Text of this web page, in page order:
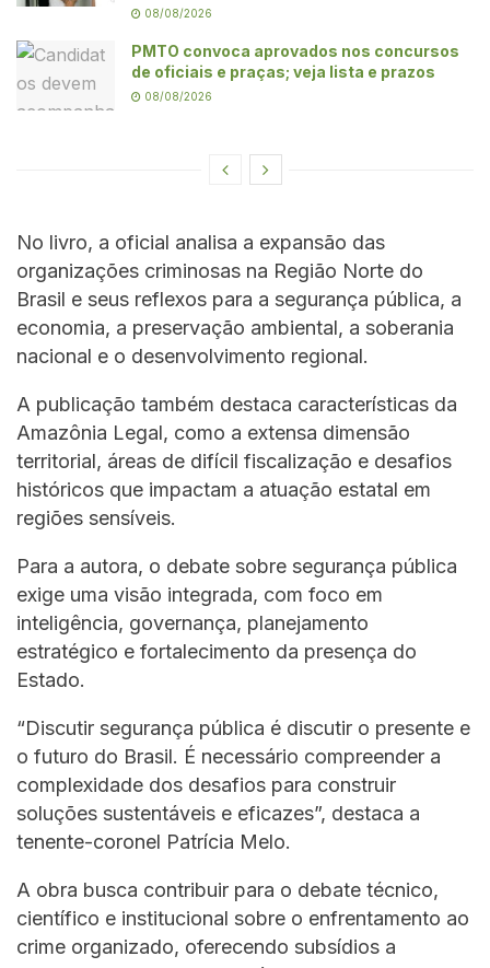
08/08/2026
PMTO convoca aprovados nos concursos
de oficiais e praças; veja lista e prazos
08/08/2026
No livro, a oficial analisa a expansão das
organizações criminosas na Região Norte do
Brasil e seus reflexos para a segurança pública, a
economia, a preservação ambiental, a soberania
nacional e o desenvolvimento regional.
A publicação também destaca características da
Amazônia Legal, como a extensa dimensão
territorial, áreas de difícil fiscalização e desafios
históricos que impactam a atuação estatal em
regiões sensíveis.
Para a autora, o debate sobre segurança pública
exige uma visão integrada, com foco em
inteligência, governança, planejamento
estratégico e fortalecimento da presença do
Estado.
“Discutir segurança pública é discutir o presente e
o futuro do Brasil. É necessário compreender a
complexidade dos desafios para construir
soluções sustentáveis e eficazes”, destaca a
tenente-coronel Patrícia Melo.
A obra busca contribuir para o debate técnico,
científico e institucional sobre o enfrentamento ao
crime organizado, oferecendo subsídios a